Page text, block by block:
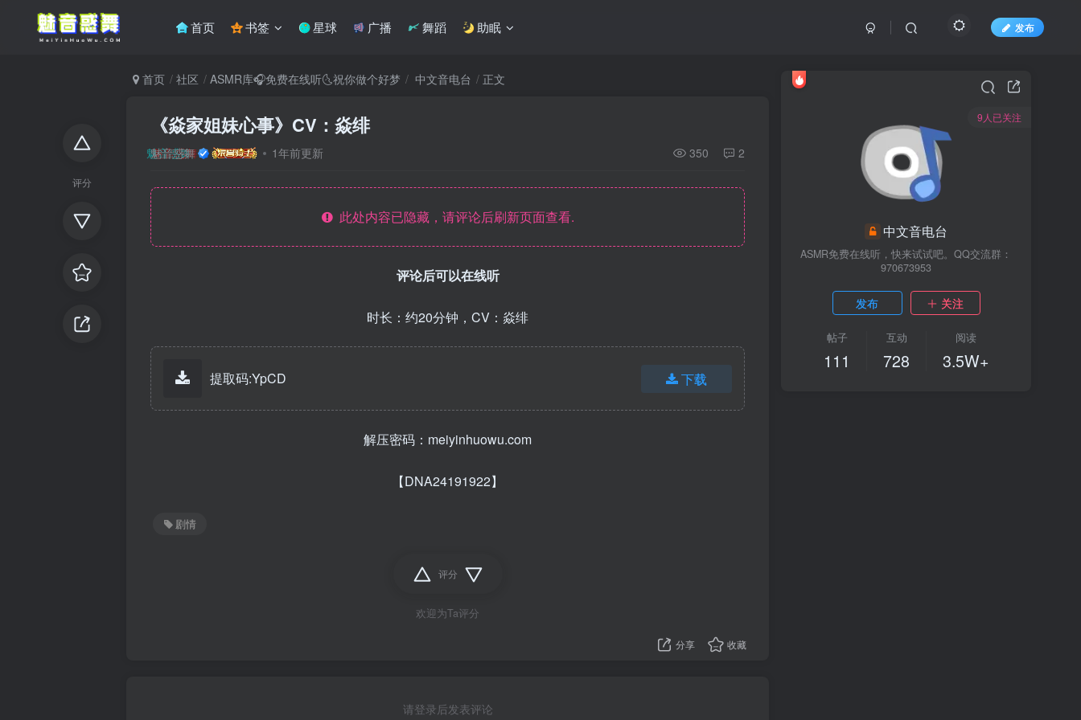
首页 书签 星球 广播 舞蹈 助眠 发布
评分
首页 社区 ASMR库🎧免费在线听🌜祝你做个好梦 中文音电台 正文
《焱家姐妹心事》CV：焱绯
魅音惑舞 1年前更新 350 2
此处内容已隐藏，请评论后刷新页面查看.
评论后可以在线听
时长：约20分钟，CV：焱绯
提取码:YpCD 下载
解压密码：meiyinhuowu.com
【DNA24191922】
剧情
评分
欢迎为Ta评分
分享 收藏
请登录后发表评论
9人已关注
中文音电台
ASMR免费在线听，快来试试吧。QQ交流群：
970673953
发布 关注
帖子
111
互动
728
阅读
3.5W+